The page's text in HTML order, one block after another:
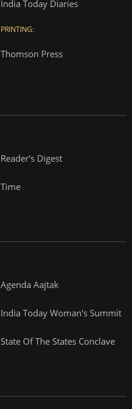
India Today Diaries
PRINTING:
Thomson Press
Reader's Digest
Time
Agenda Aajtak
India Today Woman's Summit
State Of The States Conclave